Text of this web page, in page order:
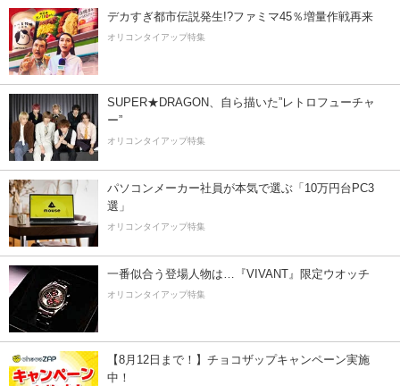
デカすぎ都市伝説発生!?ファミマ45％増量作戦再来
オリコンタイアップ特集
SUPER★DRAGON、自ら描いた”レトロフューチャ
ー”
オリコンタイアップ特集
パソコンメーカー社員が本気で選ぶ「10万円台PC3
選」
オリコンタイアップ特集
一番似合う登場人物は…『VIVANT』限定ウオッチ
オリコンタイアップ特集
【8月12日まで！】チョコザップキャンペーン実施
中！